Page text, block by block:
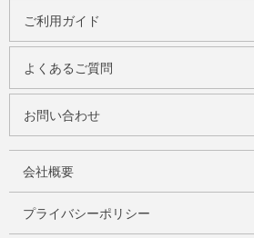
ご利用ガイド
よくあるご質問
お問い合わせ
会社概要
プライバシーポリシー